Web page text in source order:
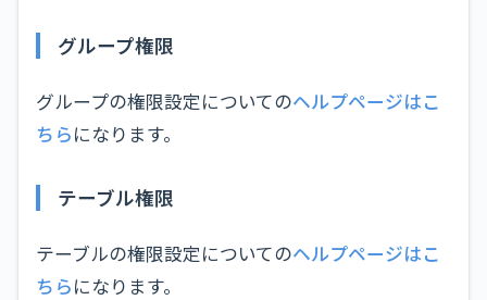
グループ権限
グループの権限設定についてのヘルプページはこ
ちらになります。
テーブル権限
テーブルの権限設定についてのヘルプページはこ
ちらになります。